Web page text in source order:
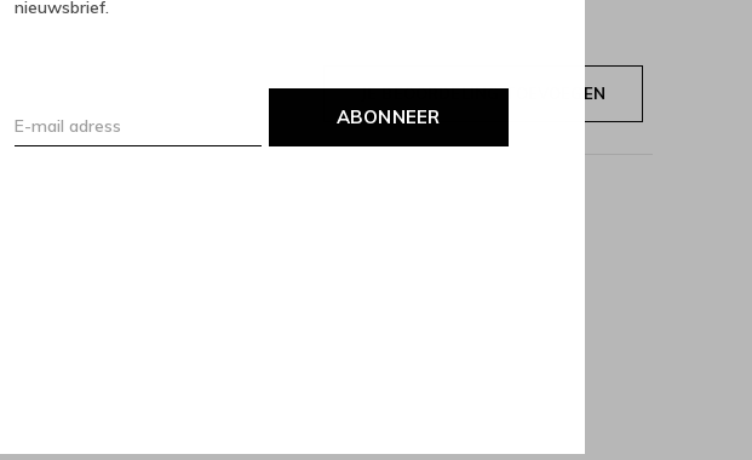
nieuwsbrief.
ABONNEER
JE BEOORDELING TOEVOEGEN